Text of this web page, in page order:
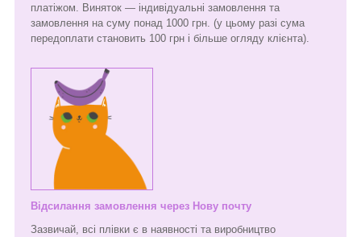
платіжом. Виняток — індивідуальні замовлення та
замовлення на суму понад 1000 грн. (у цьому разі сума
передоплати становить 100 грн і більше огляду клієнта).
Відсилання замовлення через Нову почту
Зазвичай, всі плівки є в наявності та виробництво